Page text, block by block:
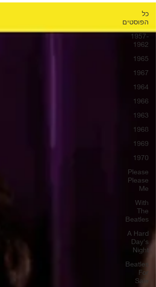
כל
הפוסטים
1957-
1962
1965
1967
1964
1966
1963
1968
1969
1970
Please
Please
Me
With
The
Beatles
A Hard
Day's
Night
Beatles
For
Sale